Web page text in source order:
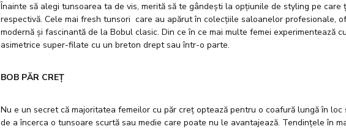
Înainte să alegi tunsoarea ta de vis, merită să te gândești la opțiunile de styling pe care
respectivă. Cele mai fresh tunsori care au apărut în colecțiile saloanelor profesionale,
modernă și fascinantă de la Bobul clasic. Din ce în ce mai multe femei experimentează
asimetrice super-filate cu un breton drept sau într-o parte.
BOB PĂR CREȚ
Nu e un secret că majoritatea femeilor cu păr creț optează pentru o coafură lungă în loc
de a încerca o tunsoare scurtă sau medie care poate nu le avantajează. Tendințele în